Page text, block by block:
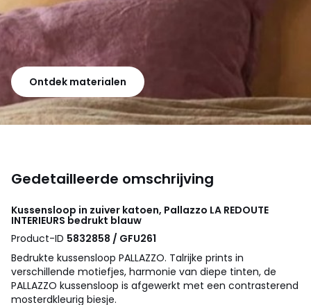
Ontdek materialen
Gedetailleerde omschrijving
Kussensloop in zuiver katoen, Pallazzo LA REDOUTE
INTERIEURS bedrukt blauw
Product-ID 5832858 / GFU261
Bedrukte kussensloop PALLAZZO. Talrijke prints in
verschillende motiefjes, harmonie van diepe tinten, de
PALLAZZO kussensloop is afgewerkt met een contrasterend
mosterdkleurig biesje.